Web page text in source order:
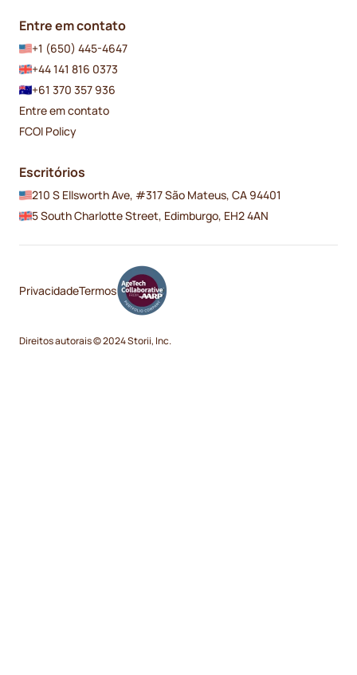
Entre em contato
+1 (650) 445-4647
+44 141 816 0373
+61 370 357 936
Entre em contato
FCOI Policy
Escritórios
210 S Ellsworth Ave, #317 São Mateus, CA 94401
5 South Charlotte Street, Edimburgo, EH2 4AN
Direitos autorais © 2024 Storii, Inc.
PrivacidadeTermos